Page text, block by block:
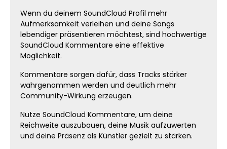
Wenn du deinem SoundCloud Profil mehr
Aufmerksamkeit verleihen und deine Songs
lebendiger präsentieren möchtest, sind hochwertige
SoundCloud Kommentare eine effektive
Möglichkeit.
Kommentare sorgen dafür, dass Tracks stärker
wahrgenommen werden und deutlich mehr
Community-Wirkung erzeugen.
Nutze SoundCloud Kommentare, um deine
Reichweite auszubauen, deine Musik aufzuwerten
und deine Präsenz als Künstler gezielt zu stärken.